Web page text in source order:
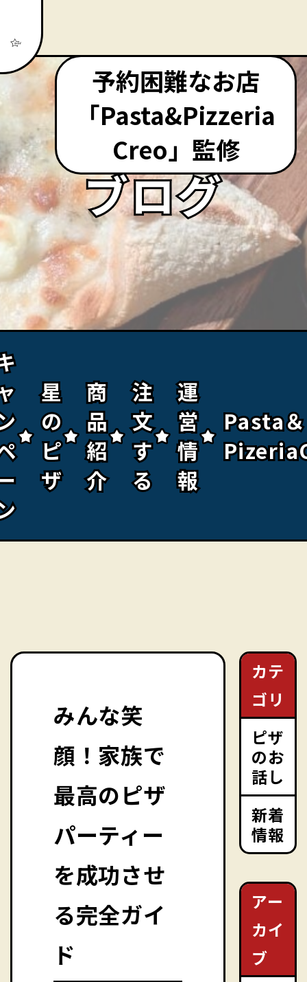
予約困難なお店
「Pasta&Pizzeria
Creo」監修
ブログ
ブログ
星
の
ピ
ザ
星
の
ピ
ザ
商
品
紹
介
商
品
紹
介
注
文
す
る
注
文
す
る
運
営
情
報
運
営
情
報
Pasta＆
Pasta＆
みんな笑
顔！家族で
最高のピザ
パーティー
を成功させ
る完全ガイ
ド
カテ
ゴリ
ピザ
のお
話し
新着
情報
アー
カイ
ブ